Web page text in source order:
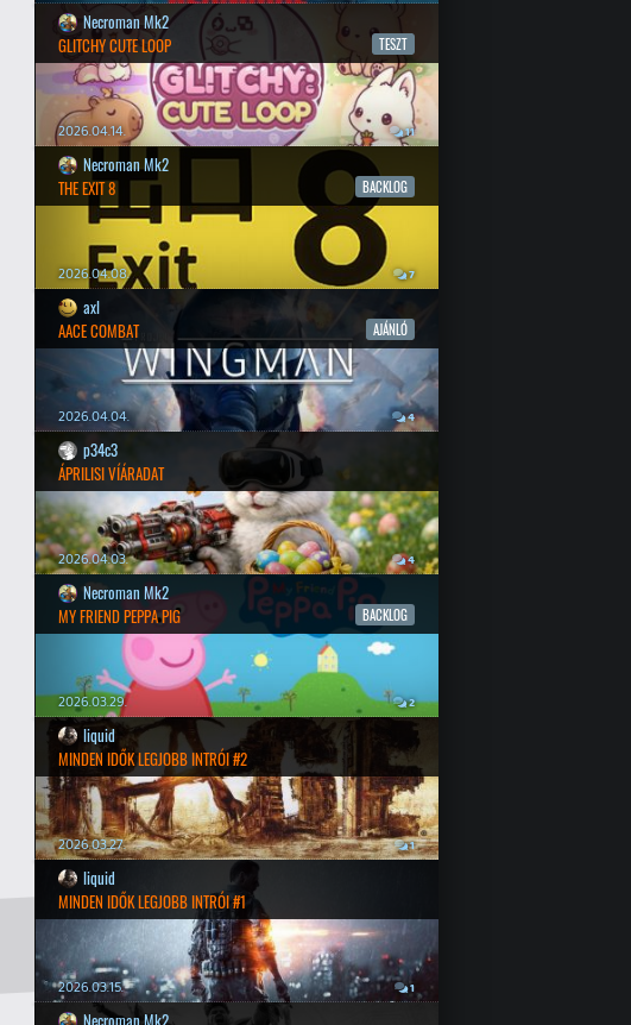
Necroman Mk2
GLITCHY CUTE LOOP
TESZT
2026.04.14. 11
Necroman Mk2
THE EXIT 8
BACKLOG
2026.04.08. 7
axl
AACE COMBAT
AJÁNLÓ
2026.04.04. 4
p34c3
ÁPRILISI VÍÁRADAT
2026.04.03. 4
Necroman Mk2
MY FRIEND PEPPA PIG
BACKLOG
2026.03.29. 2
liquid
MINDEN IDŐK LEGJOBB INTRÓI #2
2026.03.27. 1
liquid
MINDEN IDŐK LEGJOBB INTRÓI #1
2026.03.15. 1
Necroman Mk2